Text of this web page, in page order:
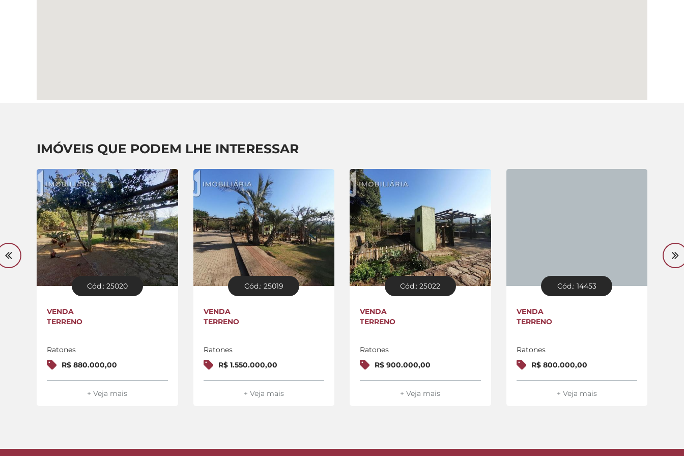
IMÓVEIS QUE PODEM LHE INTERESSAR
Cód.: 25020
VENDA
TERRENO
Ratones
R$ 880.000,00
+ Veja mais
Cód.: 25019
VENDA
TERRENO
Ratones
R$ 1.550.000,00
+ Veja mais
Cód.: 25022
VENDA
TERRENO
Ratones
R$ 900.000,00
+ Veja mais
Cód.: 14453
VENDA
TERRENO
Ratones
R$ 800.000,00
+ Veja mais